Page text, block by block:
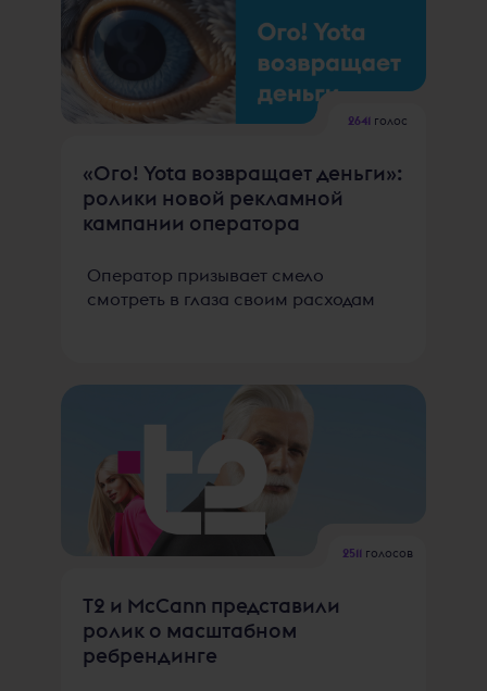
2641 голос
«Ого! Yota возвращает деньги»:
ролики новой рекламной
кампании оператора
Оператор призывает смело
смотреть в глаза своим расходам
2511 голосов
Т2 и McCann представили
ролик о масштабном
ребрендинге